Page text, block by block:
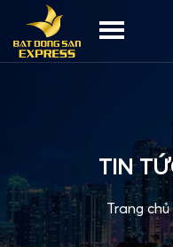
TIN
Trang chủ